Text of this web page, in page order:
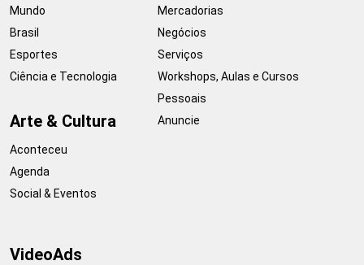
Mundo
Brasil
Esportes
Ciência e Tecnologia
Arte & Cultura
Aconteceu
Agenda
Social & Eventos
Mercadorias
Negócios
Serviços
Workshops, Aulas e Cursos
Pessoais
Anuncie
VideoAds